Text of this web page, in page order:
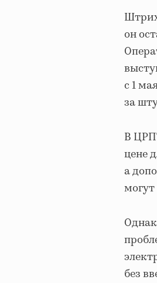
он
с 1
за
В
цене
а
без